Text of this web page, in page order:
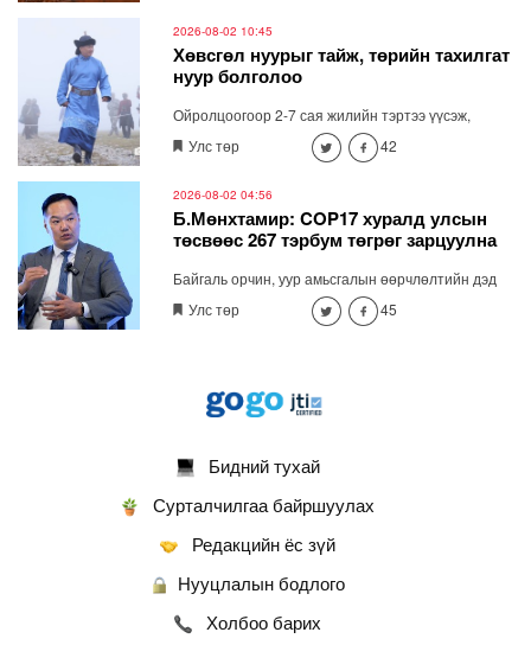
цахим хуудсаараа дамжуулан мэдээлэл хийсэн
юм. Тэрбээр С.Зоригийн хөшөөг нүүлгэсэн нь АН-
ын өнөөгийн удирдлага, залуучуудын шийдвэр
биш гэдгийг онцлоод АН-ын байрны асуудлыг
2026-08-02 10:45
Хөвсгөл нуурыг тайж, төрийн тахилгат
нуур болголоо
Ойролцоогоор 2-7 сая жилийн тэртээ үүсэж,
хосгүй үзэсгэлэнг бүрдүүлсэн Хөвсгөл нуур төрийн
тахилгат болсноор идээшин, оршиж буй 59
зүйлийн ховор нэн ховор ургамал болоод дэлхийн
цэвэр усны нөөц үеэс үе дамжин, хайрлан
хамгаалагдах боломж бүрдэж, нас уртсаж байна.
Улс төр 42
2026-08-02 04:56
Б.Мөнхтамир: COP17 хуралд улсын
төсвөөс 267 тэрбум төгрөг зарцуулна
Байгаль орчин, уур амьсгалын өөрчлөлтийн дэд
сайд Б.Мөнхтамиртай ярилцав. Тэрээр СОР 17
хурлын бэлтгэлийг хангах үндэсний хорооны дэд
Улс төр 45
Бидний тухай
Сурталчилгаа байршуулах
Редакцийн ёс зүй
Нууцлалын бодлого
Холбоо барих